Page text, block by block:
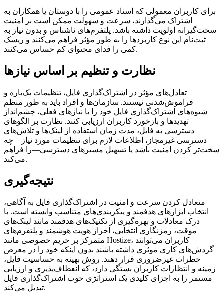
برای کاربران معمولی که اسناد عمومی را با دوستان یا همکاران به
اشتراک می‌گذارند، سرعت و سهولت ممکن است بر امنیت
سخت‌گیرانه اولویت داشته باشد. پلتفرم‌های ناشناس و بدون نیاز به
ثبت‌نام این نوع کاربردها را به طور مؤثر فراهم می‌کنند و ریسک
کمی را فدای محتوای کم حساس می‌کنند.
نظارت و تنظیم بر اساس نیازها
تعادل‌های مؤثر در اشتراک‌گذاری فایل، تنظیمات یک‌باره و
فراموش‌شدنی نیستند. سازمان‌ها و افراد باید به طور منظم
شیوه‌های اشتراک‌گذاری فایل خود را با نیازهای فعلی، چشم‌انداز
تهدیدها و بازخورد کاربران ارزیابی کنند. نظارت بر الگوهای
دسترسی به فایل، مدت زمان استفاده از لینک‌ها و تلاش‌های
دسترسی غیرمجاز، اطلاعات لازم برای تنظیمات مورد نیاز—چه
سخت‌تر کردن امنیت باشد یا تسهیل مسیرهای دسترسی—را فراهم
می‌کند.
نتیجه‌گیری
متعادل کردن سرعت و امنیت در اشتراک‌گذاری فایل به آگاهی،
انتخاب ابزارهای هدفمند و پیکربندی‌های متناسب وابسته است. با
درک معادلات و بهره‌گیری از تکنیک‌های هدفمند مانند لینک‌های
موقت، رمزنگاری انتخابی، احراز هویت هوشمند و پلتفرم‌های
متمرکز بر حریم خصوصی مانند Hostize، کاربران می‌توانند
گردش‌های کاری موثری داشته باشند بدون اینکه خود را در معرض
خطرات غیرضروری قرار دهند. روش بهینه به حساسیت فایل،
زمینه و انتظارات کاربران بستگی دارد، که انعطاف‌پذیری و ارزیابی
مستمر را به اجزای کلیدی یک استراتژی خوب اشتراک‌گذاری فایل
تبدیل می‌کند.